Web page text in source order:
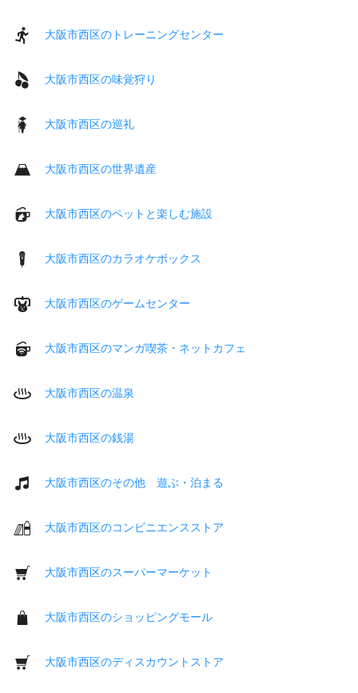
大阪市西区のトレーニングセンター
大阪市西区の味覚狩り
大阪市西区の巡礼
大阪市西区の世界遺産
大阪市西区のペットと楽しむ施設
大阪市西区のカラオケボックス
大阪市西区のゲームセンター
大阪市西区のマンガ喫茶・ネットカフェ
大阪市西区の温泉
大阪市西区の銭湯
大阪市西区のその他 遊ぶ・泊まる
大阪市西区のコンビニエンスストア
大阪市西区のスーパーマーケット
大阪市西区のショッピングモール
大阪市西区のディスカウントストア